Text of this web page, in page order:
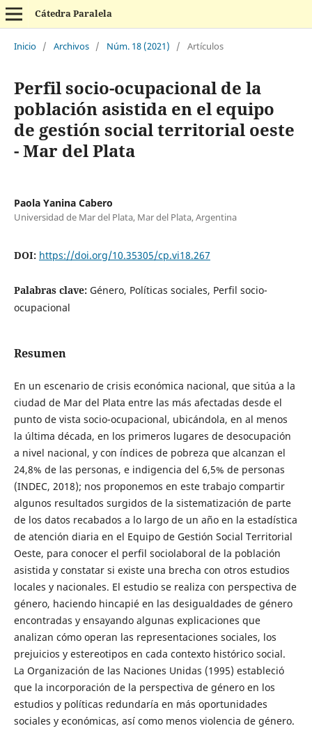
Cátedra Paralela
Inicio / Archivos / Núm. 18 (2021) / Artículos
Perfil socio-ocupacional de la
población asistida en el equipo
de gestión social territorial oeste
- Mar del Plata
Paola Yanina Cabero
Universidad de Mar del Plata, Mar del Plata, Argentina
DOI: https://doi.org/10.35305/cp.vi18.267
Palabras clave: Género, Políticas sociales, Perfil socio-
ocupacional
Resumen
En un escenario de crisis económica nacional, que sitúa a la
ciudad de Mar del Plata entre las más afectadas desde el
punto de vista socio-ocupacional, ubicándola, en al menos
la última década, en los primeros lugares de desocupación
a nivel nacional, y con índices de pobreza que alcanzan el
24,8% de las personas, e indigencia del 6,5% de personas
(INDEC, 2018); nos proponemos en este trabajo compartir
algunos resultados surgidos de la sistematización de parte
de los datos recabados a lo largo de un año en la estadística
de atención diaria en el Equipo de Gestión Social Territorial
Oeste, para conocer el perfil sociolaboral de la población
asistida y constatar si existe una brecha con otros estudios
locales y nacionales. El estudio se realiza con perspectiva de
género, haciendo hincapié en las desigualdades de género
encontradas y ensayando algunas explicaciones que
analizan cómo operan las representaciones sociales, los
prejuicios y estereotipos en cada contexto histórico social.
La Organización de las Naciones Unidas (1995) estableció
que la incorporación de la perspectiva de género en los
estudios y políticas redundaría en más oportunidades
sociales y económicas, así como menos violencia de género.